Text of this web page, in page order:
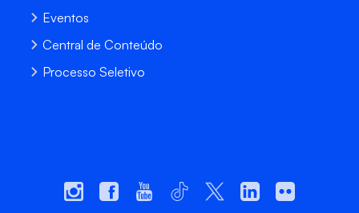
Eventos
Central de Conteúdo
Processo Seletivo